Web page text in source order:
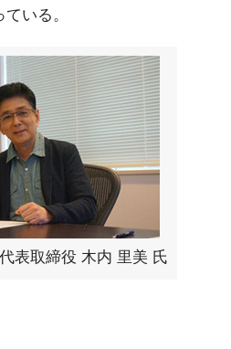
いる。
表取締役 木内 里美 氏